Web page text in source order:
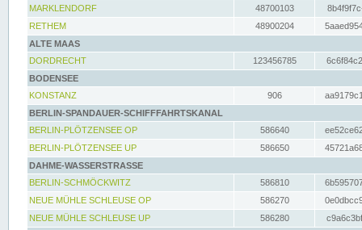
MARKLENDORF
48700103
RETHEM
48900204
ALTE MAAS
DORDRECHT
123456785
BODENSEE
KONSTANZ
906
BERLIN-SPANDAUER-SCHIFFFAHRTSKANAL
BERLIN-PLÖTZENSEE OP
586640
BERLIN-PLÖTZENSEE UP
586650
DAHME-WASSERSTRASSE
BERLIN-SCHMÖCKWITZ
586810
NEUE MÜHLE SCHLEUSE OP
586270
NEUE MÜHLE SCHLEUSE UP
586280